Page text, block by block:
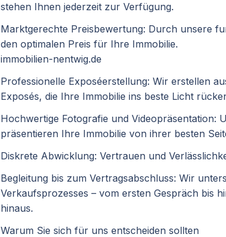
stehen Ihnen jederzeit zur Verfügung.​
Marktgerechte Preisbewertung: Durch unsere
den optimalen Preis für Ihre Immobilie.​
immobilien-nentwig.de
Professionelle Exposéerstellung: Wir erstellen
Exposés, die Ihre Immobilie ins beste Licht
Hochwertige Fotografie und Videopräsentation:
präsentieren Ihre Immobilie von ihrer besten
Diskrete Abwicklung: Vertrauen und
Begleitung bis zum Vertragsabschluss: Wir
Verkaufsprozesses – vom ersten Gespräch bis
hinaus.​
Warum Sie sich für uns entscheiden sollten